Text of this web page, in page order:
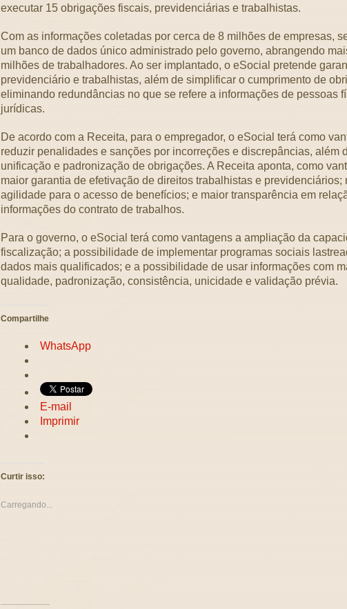
executar 15 obrigações fiscais, previdenciárias e trabalhistas.
Com as informações coletadas por cerca de 8 milhões de empresas,
um banco de dados único administrado pelo governo, abrangendo
milhões de trabalhadores. Ao ser implantado, o eSocial pretende
previdenciário e trabalhistas, além de simplificar o cumprimento de
eliminando redundâncias no que se refere a informações de pessoas
jurídicas.
De acordo com a Receita, para o empregador, o eSocial terá como
reduzir penalidades e sanções por incorreções e discrepâncias, além
unificação e padronização de obrigações. A Receita aponta, como
maior garantia de efetivação de direitos trabalhistas e previdenciários;
agilidade para o acesso de benefícios; e maior transparência em
informações do contrato de trabalhos.
Para o governo, o eSocial terá como vantagens a ampliação da
fiscalização; a possibilidade de implementar programas sociais
dados mais qualificados; e a possibilidade de usar informações com
qualidade, padronização, consistência, unicidade e validação prévia.
Compartilhe
WhatsApp
E-mail
Imprimir
Curtir isso:
Carregando...